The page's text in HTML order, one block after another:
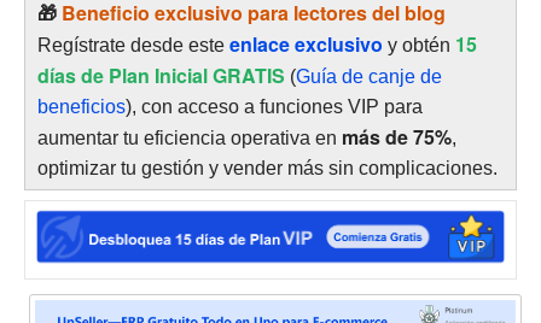
🎁 Beneficio exclusivo para lectores del blog
Regístrate desde este enlace exclusivo y obtén 15
días de Plan Inicial GRATIS (Guía de canje de
beneficios), con acceso a funciones VIP para
aumentar tu eficiencia operativa en más de 75%,
optimizar tu gestión y vender más sin complicaciones.